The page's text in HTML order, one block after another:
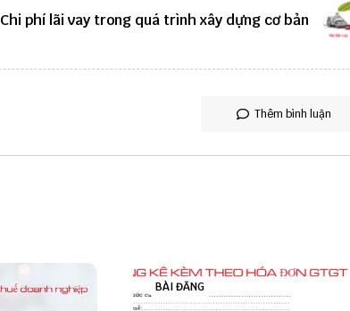
Chi phí lãi vay trong quá trình xây dựng cơ bản
Thêm bình luận
BÀI ĐĂNG